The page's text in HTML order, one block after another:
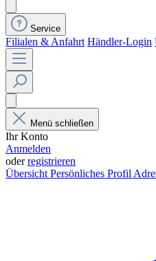
Service
Filialen & Anfahrt Händler-Login
Menü schließen
Ihr Konto
Anmelden
oderregistrieren
ÜbersichtPersönliches Profil